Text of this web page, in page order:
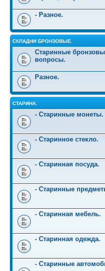
- Разное.
СКЛАДНИ БРОНЗОВЫЕ.
Старинные
вопросы.
Разное.
СТАРИНА.
- Старинные монеты.
- Старинное стекло.
- Старинная посуда.
- Старинные
- Старинная мебель.
- Старинная одежда.
- Старинные